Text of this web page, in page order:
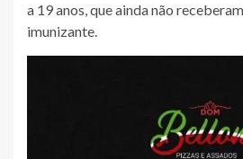
a 19 anos, que ainda não
imunizante.